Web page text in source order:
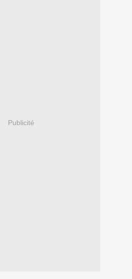
Publicité